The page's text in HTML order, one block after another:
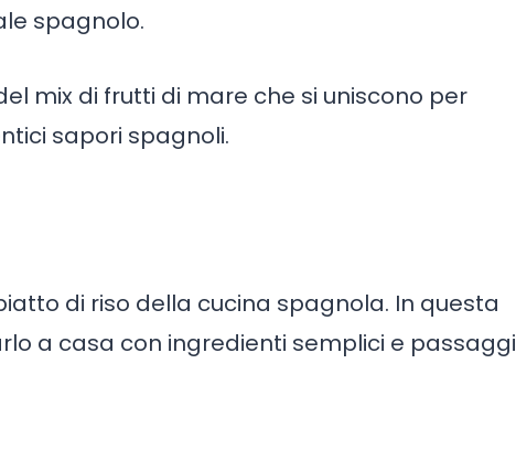
spagnolo.
mix di frutti di mare che si uniscono per
sapori spagnoli.
di riso della cucina spagnola. In questa
a casa con ingredienti semplici e passaggi